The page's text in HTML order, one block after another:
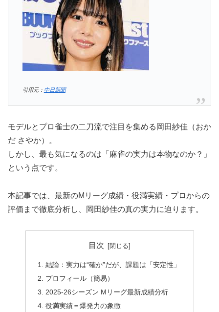
引用元： 中日新聞
モデルとプロ雀士の二刀流で注目を集める岡田紗佳（おか
だ さやか）。
しかし、最も気になるのは「麻雀の実力は本物なのか？」
という点です。
本記事では、最新のMリーグ成績・役満実績・プロからの
評価まで徹底分析し、岡田紗佳の真の実力に迫ります。
目次
結論：実力は“確か”だが、課題は「安定性」
プロフィール（簡易）
2025-26シーズン Mリーグ最新成績分析
役満実績＝爆発力の象徴